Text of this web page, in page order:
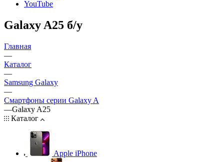
YouTube
Galaxy A25 б/у
Главная
—
Каталог
—
Samsung Galaxy
—
Смартфоны серии Galaxy A
—Galaxy A25
Каталог
Apple iPhone